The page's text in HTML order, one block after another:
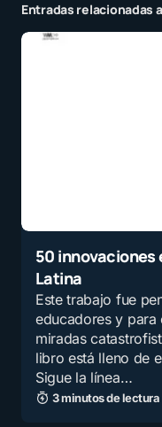
Entradas relacionadas
50 innovaciones
Latina
Este trabajo fue
educadores y para
miradas
libro está lleno de
Sigue la línea…
3 minutos de lectura